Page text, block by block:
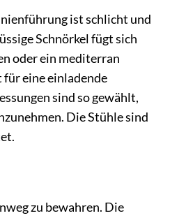
ist schlicht und
Schnörkel fügt sich
oder ein mediterran
eine einladende
sind so gewählt,
Die Stühle sind
zu bewahren. Die